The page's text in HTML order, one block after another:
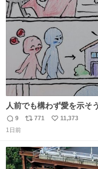
数
人前でも構わず愛を示そ
いけど彼女を死ぬほど愛
返
信
9
リ
ト
数
771
い
数
11,373
1日前